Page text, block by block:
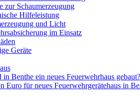
zur Schaumerzeugung
Hilfeleistung
und Licht
im Einsatz
Geräte
Benthe ein neues Feuerwehrhaus gebaut?
Euro für neues Feuerwehrgerätehaus in